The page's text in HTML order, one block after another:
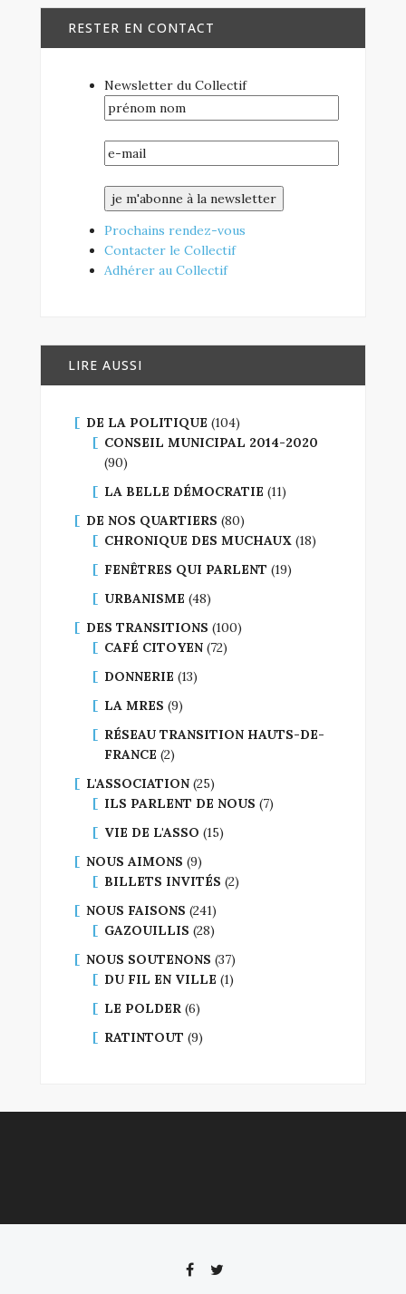
RESTER EN CONTACT
Newsletter du Collectif
Prochains rendez-vous
Contacter le Collectif
Adhérer au Collectif
LIRE AUSSI
DE LA POLITIQUE (104)
CONSEIL MUNICIPAL 2014-2020
(90)
LA BELLE DÉMOCRATIE (11)
DE NOS QUARTIERS (80)
CHRONIQUE DES MUCHAUX (18)
FENÊTRES QUI PARLENT (19)
URBANISME (48)
DES TRANSITIONS (100)
CAFÉ CITOYEN (72)
DONNERIE (13)
LA MRES (9)
RÉSEAU TRANSITION HAUTS-DE-
FRANCE (2)
L'ASSOCIATION (25)
ILS PARLENT DE NOUS (7)
VIE DE L'ASSO (15)
NOUS AIMONS (9)
BILLETS INVITÉS (2)
NOUS FAISONS (241)
GAZOUILLIS (28)
NOUS SOUTENONS (37)
DU FIL EN VILLE (1)
LE POLDER (6)
RATINTOUT (9)